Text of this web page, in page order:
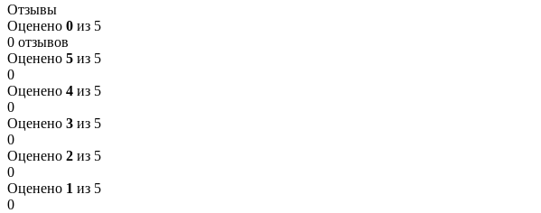
Отзывы
Оценено 0 из 5
0 отзывов
Оценено 5 из 5
0
Оценено 4 из 5
0
Оценено 3 из 5
0
Оценено 2 из 5
0
Оценено 1 из 5
0